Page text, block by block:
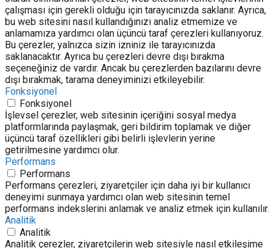
çalışması için gerekli olduğu için tarayıcınızda saklanır. Ayrıca,
bu web sitesini nasıl kullandığınızı analiz etmemize ve
anlamamıza yardımcı olan üçüncü taraf çerezleri kullanıyoruz.
Bu çerezler, yalnızca sizin izniniz ile tarayıcınızda
saklanacaktır. Ayrıca bu çerezleri devre dışı bırakma
seçeneğiniz de vardır. Ancak bu çerezlerden bazılarını devre
dışı bırakmak, tarama deneyiminizi etkileyebilir.
Fonksiyonel
Fonksiyonel
İşlevsel çerezler, web sitesinin içeriğini sosyal medya
platformlarında paylaşmak, geri bildirim toplamak ve diğer
üçüncü taraf özellikleri gibi belirli işlevlerin yerine
getirilmesine yardımcı olur.
Performans
Performans
Performans çerezleri, ziyaretçiler için daha iyi bir kullanıcı
deneyimi sunmaya yardımcı olan web sitesinin temel
performans indekslerini anlamak ve analiz etmek için kullanılır.
Analitik
Analitik
Analitik çerezler, ziyaretçilerin web sitesiyle nasıl etkileşime